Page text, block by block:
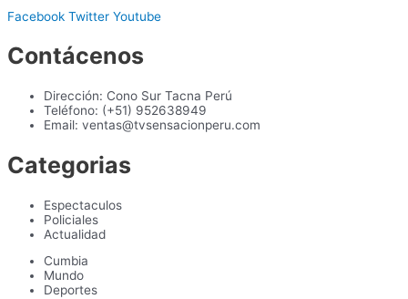
Facebook Twitter Youtube
Contácenos
Dirección: Cono Sur Tacna Perú
Teléfono: (+51) 952638949
Email: ventas@tvsensacionperu.com
Categorias
Espectaculos
Policiales
Actualidad
Cumbia
Mundo
Deportes